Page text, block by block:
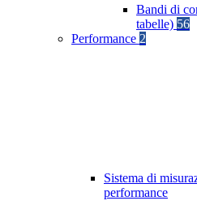
Bandi di
tabelle) 56
Performance 2
Sistema di
performance